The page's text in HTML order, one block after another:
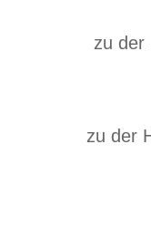
zu der
zu der